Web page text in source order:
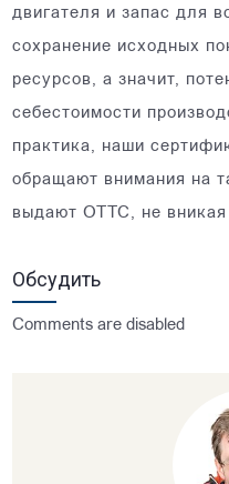
двигателя и запас для
сохранение исходных
ресурсов, а значит,
себестоимости
практика, наши
обращают внимания на
выдают ОТТС, не
Обсудить
Comments are disabled